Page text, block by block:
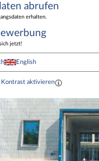
abrufen
erhalten.
jetzt!
English
Kontrast aktivieren